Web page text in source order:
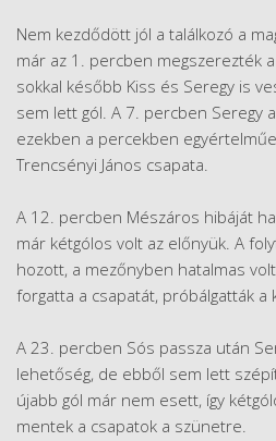
Nem kezdődött jól a találkozó a
már az 1. percben megszerezték
sokkal később Kiss és Seregy is
sem lett gól. A 7. percben Seregy
ezekben a percekben
Trencsényi János csapata.
A 12. percben Mészáros hibáját
már kétgólos volt az előnyük. A
hozott, a mezőnyben hatalmas
forgatta a csapatát, próbálgatták
A 23. percben Sós passza után
lehetőség, de ebből sem lett
újabb gól már nem esett, így
mentek a csapatok a szünetre.